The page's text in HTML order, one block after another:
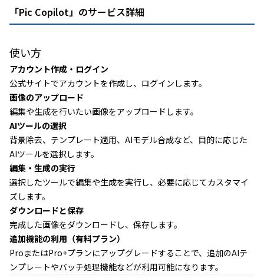
「Pic Copilot」のサービス詳細
使い方
アカウント作成・ログイン
公式サイトでアカウントを作成し、ログインします。
画像のアップロード
編集や生成を行いたい画像をアップロードします。
AIツールの選択
背景除去、テンプレート適用、AIモデル合成など、目的に応じた
AIツールを選択します。
編集・生成の実行
選択したツールで編集や生成を実行し、必要に応じてカスタマイ
ズします。
ダウンロードと保存
完成した画像をダウンロードし、保存します。
追加機能の利用（有料プラン）
ProまたはPro+プランにアップグレードすることで、追加のAIテ
ンプレートやバッチ処理機能などが利用可能になります。